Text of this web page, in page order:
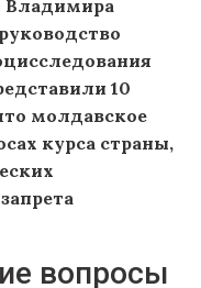
Владимира
10
молдавское
курса страны,
вопросы